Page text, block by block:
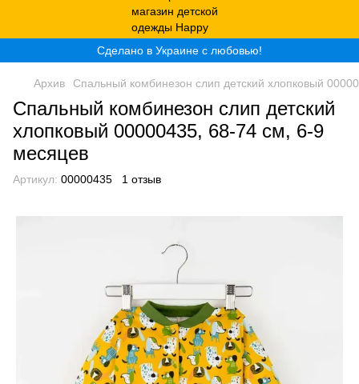
Сделано в Украине с любовью!
Архив Спальный комбинезон слип детский хлопковый
Спальный комбинезон слип детский
хлопковый 00000435, 68-74 см, 6-9
месяцев
Артикул: 00000435 1 отзыв